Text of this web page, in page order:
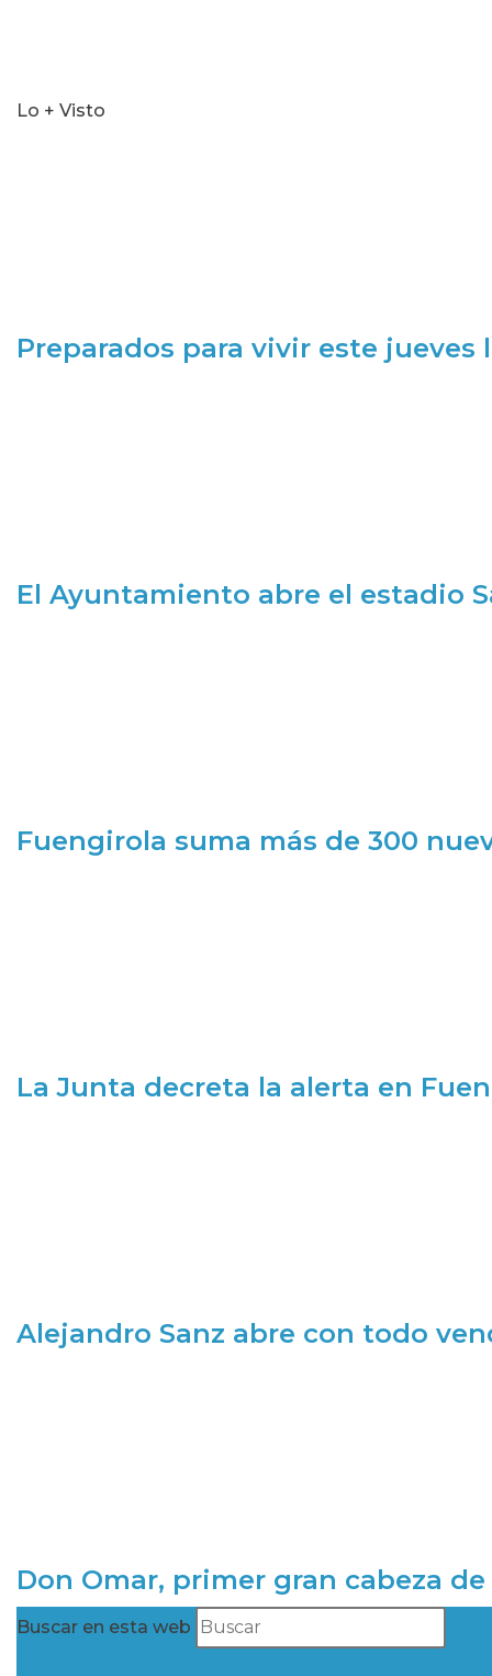
Lo + Visto
Preparados para vivir este jueves
El Ayuntamiento abre el estadio
Fuengirola suma más de 300
La Junta decreta la alerta en
Alejandro Sanz abre con todo
Don Omar, primer gran cabeza
Buscar en esta web